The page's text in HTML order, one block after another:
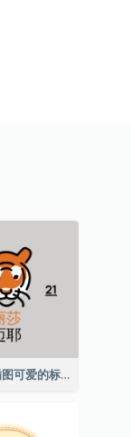
老虎动物插图可爱的标志